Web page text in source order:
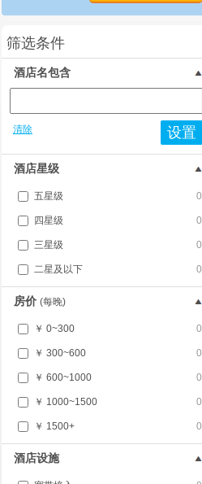
筛选条件
酒店名包含
清除 设置
酒店星级
五星级 0
四星级 0
三星级 0
二星及以下 0
房价 (每晚)
￥ 0~300 0
￥ 300~600 0
￥ 600~1000 0
￥ 1000~1500 0
￥ 1500+ 0
酒店设施